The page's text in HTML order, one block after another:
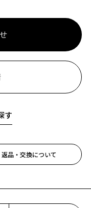
す
返品・交換について